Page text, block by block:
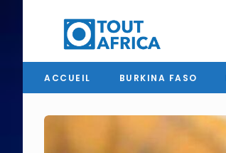
ACCUEIL BURKINA FASO